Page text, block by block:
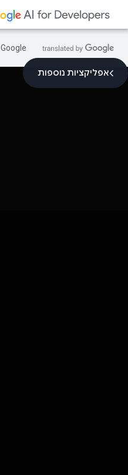
‫Google משתמשת בטכנולוגיית AI כדי לתרגם תוכן לשפה המועדפת עליך. בתרגומים כאלו עשויות להיות שגיאות.
אפליקציות נוספות